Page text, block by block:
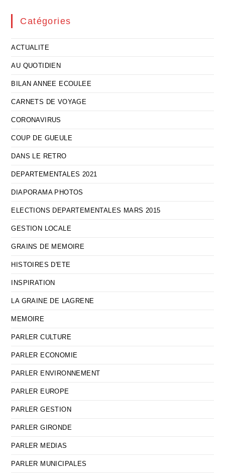
Catégories
ACTUALITE
AU QUOTIDIEN
BILAN ANNEE ECOULEE
CARNETS DE VOYAGE
CORONAVIRUS
COUP DE GUEULE
DANS LE RETRO
DEPARTEMENTALES 2021
DIAPORAMA PHOTOS
ELECTIONS DEPARTEMENTALES MARS 2015
GESTION LOCALE
GRAINS DE MEMOIRE
HISTOIRES D'ETE
INSPIRATION
LA GRAINE DE LAGRENE
MEMOIRE
PARLER CULTURE
PARLER ECONOMIE
PARLER ENVIRONNEMENT
PARLER EUROPE
PARLER GESTION
PARLER GIRONDE
PARLER MEDIAS
PARLER MUNICIPALES